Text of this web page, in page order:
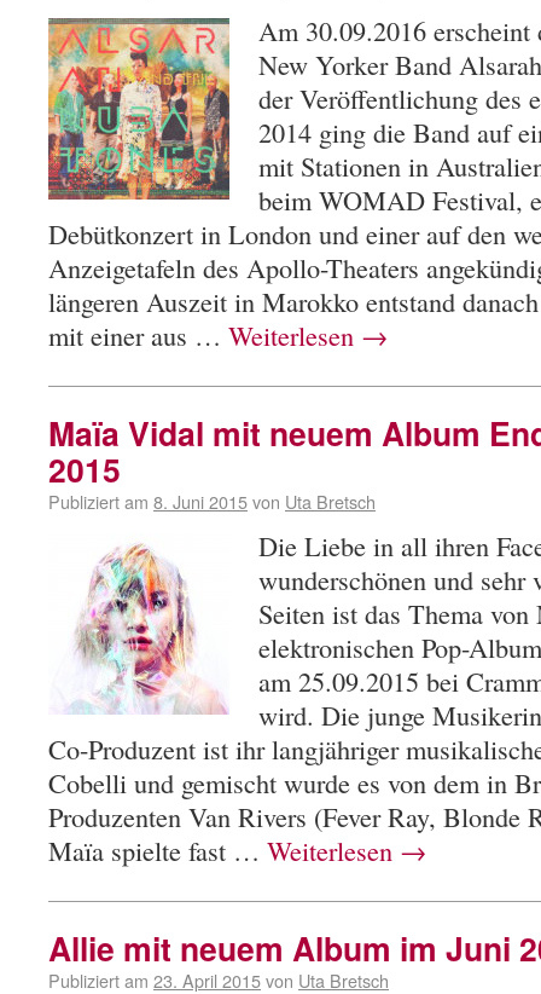
Am 30.09.2016
New Yorker Band
der Veröffentlichung des
2014 ging die Band auf
mit Stationen in
beim WOMAD Festival,
Debütkonzert in London und einer auf den
Anzeigetafeln des Apollo-Theaters
längeren Auszeit in Marokko entstand
mit einer aus … Weiterlesen →
Maïa Vidal mit neuem Album
2015
Publiziert am 8. Juni 2015von Uta Bretsch
Die Liebe in all ihren
wunderschönen und sehr
Seiten ist das Thema
elektronischen Pop-
am 25.09.2015 bei
wird. Die junge
Co-Produzent ist ihr langjähriger
Cobelli und gemischt wurde es von dem in
Produzenten Van Rivers (Fever Ray, Blonde
Maïa spielte fast … Weiterlesen →
Allie mit neuem Album im Juni
Publiziert am 23. April 2015von Uta Bretsch